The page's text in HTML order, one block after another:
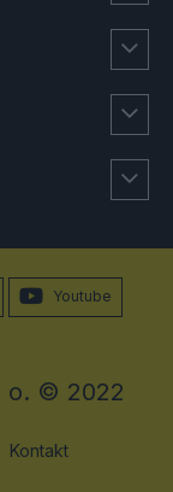
Youtube
o. © 2022
Kontakt